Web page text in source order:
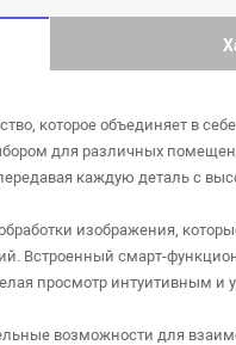
которое объединяет в
для различных
каждую деталь с
изображения,
Встроенный смарт-
просмотр интуитивным и
возможности для